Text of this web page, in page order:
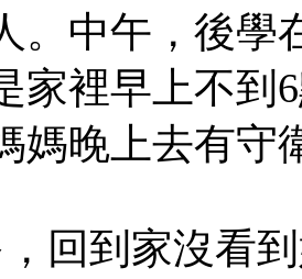
。中午，後學
家裡早上不到
媽晚上去有守
回到家沒看